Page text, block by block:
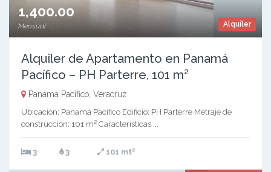
Alquiler
1,400.00
Mensual
Alquiler de Apartamento en Panamá
Pacífico – PH Parterre, 101 m²
Panama Pacifico, Veracruz
Ubicación: Panamá Pacífico Edificio: PH Parterre Metraje de
construcción: 101 m² Características ...
3 3 101 mt2